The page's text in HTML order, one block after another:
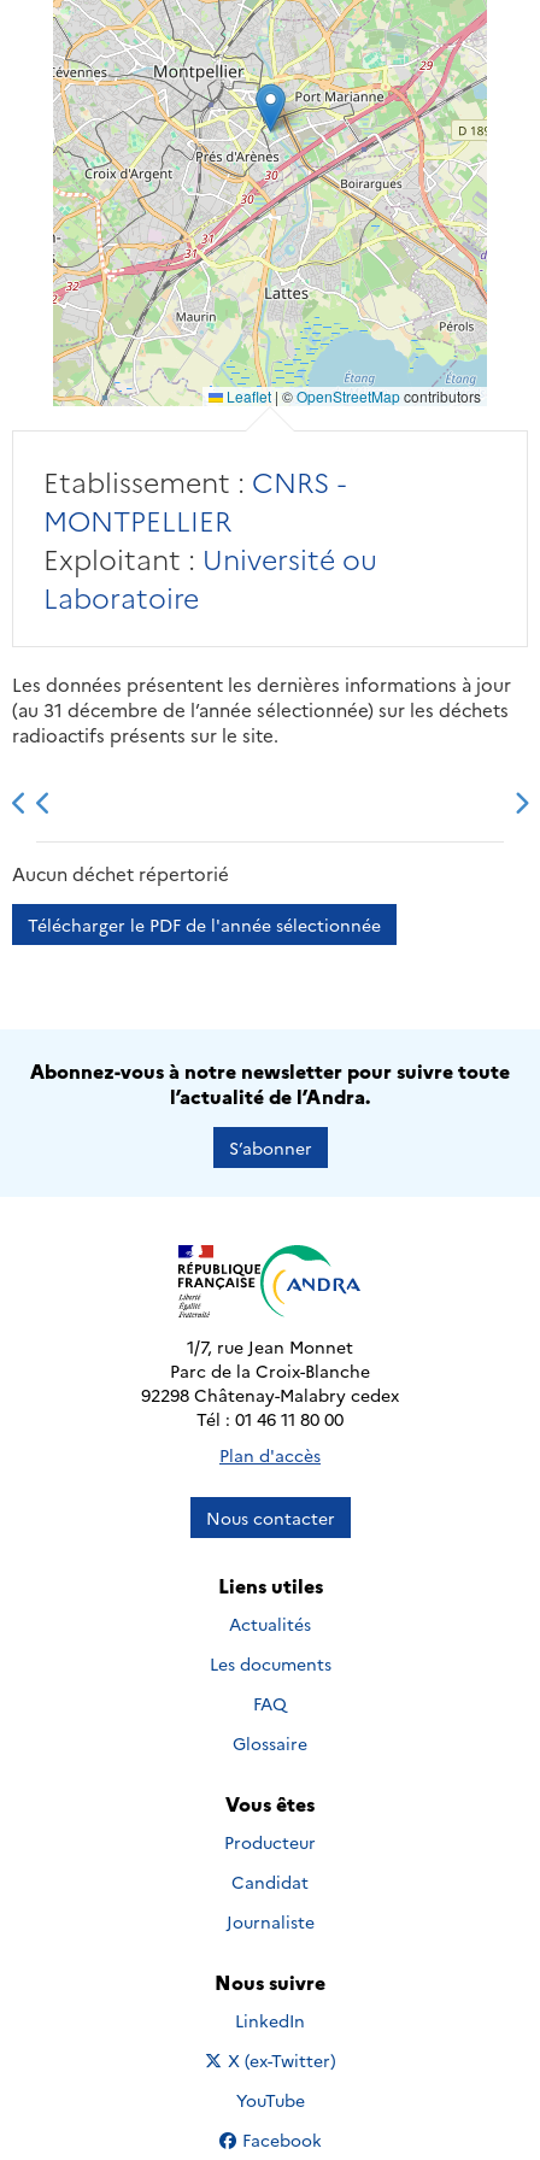
Leaflet|©OpenStreetMapcontributors
Etablissement : CNRS -
MONTPELLIER
Exploitant : Université ou
Laboratoire
Les données présentent les dernières informations à jour
(au 31 décembre de l’année sélectionnée) sur les déchets
radioactifs présents sur le site.
2013 2014
Aucun déchet répertorié
Télécharger le PDF de l'année sélectionnée
Abonnez-vous à notre newsletter pour suivre toute
l’actualité de l’Andra.
S’abonner
1/7, rue Jean Monnet
Parc de la Croix-Blanche
92298 Châtenay-Malabry cedex
Tél : 01 46 11 80 00
Plan d'accès
Nous contacter
Liens utiles
Actualités
Les documents
FAQ
Glossaire
Vous êtes
Producteur
Candidat
Journaliste
Nous suivre
Nous suivre sur
LinkedIn
Nous suivre sur
X (ex-Twitter)
Nous suivre sur
YouTube
Nous suivre sur
Facebook